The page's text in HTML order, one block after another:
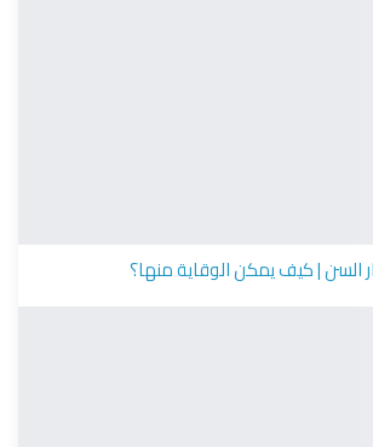
السن | كيف يمكن الوقاية منها؟